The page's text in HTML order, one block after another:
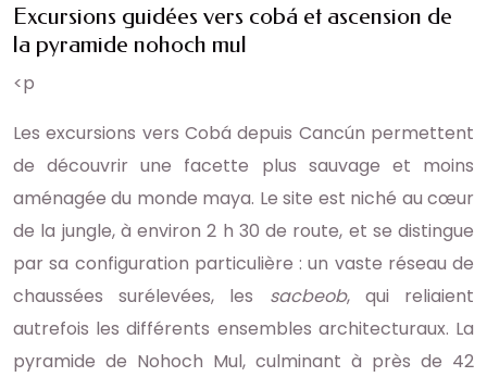
Excursions guidées vers cobá et ascension de
la pyramide nohoch mul
<p
Les excursions vers Cobá depuis Cancún permettent
de découvrir une facette plus sauvage et moins
aménagée du monde maya. Le site est niché au cœur
de la jungle, à environ 2 h 30 de route, et se distingue
par sa configuration particulière : un vaste réseau de
chaussées surélevées, les sacbeob, qui reliaient
autrefois les différents ensembles architecturaux. La
pyramide de Nohoch Mul, culminant à près de 42